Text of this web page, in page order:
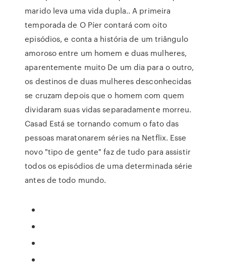
marido leva uma vida dupla.. A primeira
temporada de O Píer contará com oito
episódios, e conta a história de um triângulo
amoroso entre um homem e duas mulheres,
aparentemente muito De um dia para o outro,
os destinos de duas mulheres desconhecidas
se cruzam depois que o homem com quem
dividaram suas vidas separadamente morreu.
Casad Está se tornando comum o fato das
pessoas maratonarem séries na Netflix. Esse
novo "tipo de gente" faz de tudo para assistir
todos os episódios de uma determinada série
antes de todo mundo.